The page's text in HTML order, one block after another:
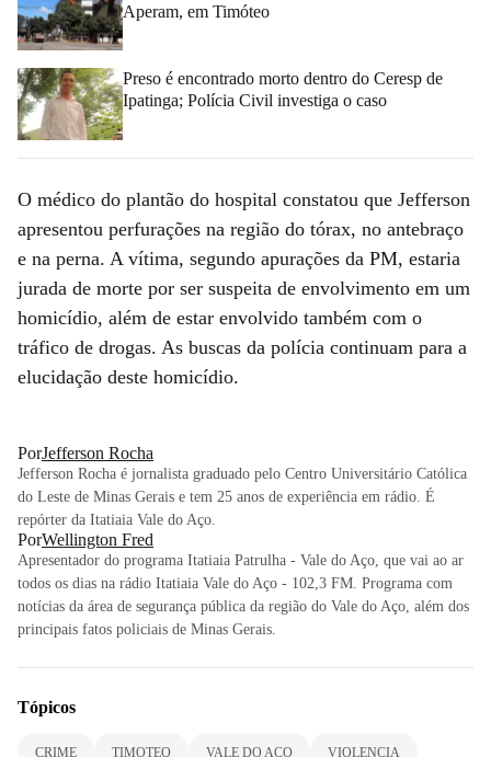
Aperam, em Timóteo
Preso é encontrado morto dentro do Ceresp de
Ipatinga; Polícia Civil investiga o caso
O médico do plantão do hospital constatou que Jefferson
apresentou perfurações na região do tórax, no antebraço
e na perna. A vítima, segundo apurações da PM, estaria
jurada de morte por ser suspeita de envolvimento em um
homicídio, além de estar envolvido também com o
tráfico de drogas. As buscas da polícia continuam para a
elucidação deste homicídio.
PorJefferson Rocha
Jefferson Rocha é jornalista graduado pelo Centro Universitário Católica
do Leste de Minas Gerais e tem 25 anos de experiência em rádio. É
repórter da Itatiaia Vale do Aço.
PorWellington Fred
Apresentador do programa Itatiaia Patrulha - Vale do Aço, que vai ao ar
todos os dias na rádio Itatiaia Vale do Aço - 102,3 FM. Programa com
notícias da área de segurança pública da região do Vale do Aço, além dos
principais fatos policiais de Minas Gerais.
Tópicos
CRIME TIMOTEO VALE DO ACO VIOLENCIA